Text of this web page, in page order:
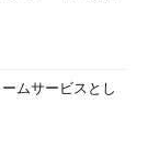
な違いは、サー
リソースを確保
きることにあり
ムサービスとし